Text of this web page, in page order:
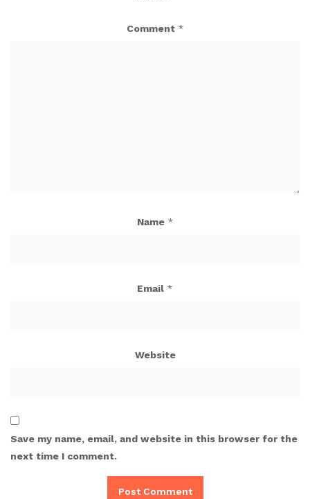
Comment *
Name *
Email *
Website
Save my name, email, and website in this browser for the
next time I comment.